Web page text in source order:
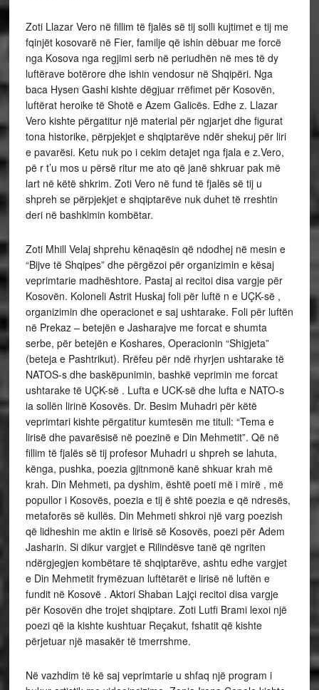
Zoti Llazar Vero në fillim të fjalës së tij solli kujtimet e tij me
fqinjët kosovarë në Fier, familje që ishin dëbuar me forcë
nga Kosova nga regjimi serb në periudhën në mes të dy
luftërave botërore dhe ishin vendosur në Shqipëri. Nga
baca Hysen Gashi kishte dëgjuar rrëfimet për Kosovën,
luftërat heroike të Shotë e Azem Galicës. Edhe z. Llazar
Vero kishte përgatitur një material për ngjarjet dhe figurat
tona historike, përpjekjet e shqiptarëve ndër shekuj për liri
e pavarësi. Ketu nuk po i cekim detajet nga fjala e z.Vero,
pë r t’u mos u përsë ritur me ato që janë shkruar pak më
lart në këtë shkrim. Zoti Vero në fund të fjalës së tij u
shpreh se përpjekjet e shqiptarëve nuk duhet të rreshtin
deri në bashkimin kombëtar.
Zoti Mhill Velaj shprehu kënaqësin që ndodhej në mesin e
“Bijve të Shqipes” dhe përgëzoi për organizimin e kësaj
veprimtarie madhështore. Pastaj ai recitoi disa vargje për
Kosovën. Koloneli Astrit Huskaj foli për luftë n e UÇK-së ,
organizimin dhe operacionet e saj ushtarake. Foli për luftën
në Prekaz – betejën e Jasharajve me forcat e shumta
serbe, për betejën e Koshares, Operacionin “Shigjeta”
(beteja e Pashtrikut). Rrëfeu për ndë rhyrjen ushtarake të
NATOS-s dhe baskëpunimin, bashkë veprimin me forcat
ushtarake të UÇK-së . Lufta e UCK-së dhe lufta e NATO-s
ia sollën lirinë Kosovës. Dr. Besim Muhadri për këtë
veprimtari kishte përgatitur kumtesën me titull: “Tema e
lirisë dhe pavarësisë në poezinë e Din Mehmetit”. Që në
fillim të fjalës së tij profesor Muhadri u shpreh se lahuta,
kënga, pushka, poezia gjitnmonë kanë shkuar krah më
krah. Din Mehmeti, pa dyshim, është poeti më i mirë , më
popullor i Kosovës, poezia e tij ë shtë poezia e që ndresës,
metaforës së kullës. Din Mehmeti shkroi një varg poezish
që lidheshin me aktin e lirisë së Kosovës, poezi për Adem
Jasharin. Si dikur vargjet e Rilindësve tanë që ngriten
ndërgjegjen kombëtare të shqiptarëve, ashtu edhe vargjet
e Din Mehmetit frymëzuan luftëtarët e lirisë në luftën e
fundit në Kosovë . Aktori Shaban Lajçi recitoi disa vargje
për Kosovën dhe trojet shqiptare. Zoti Lutfi Brami lexoi një
poezi që ia kishte kushtuar Reçakut, fshatit që kishte
përjetuar një masakër të tmerrshme.
Në vazhdim të kë saj veprimtarie u shfaq një program i